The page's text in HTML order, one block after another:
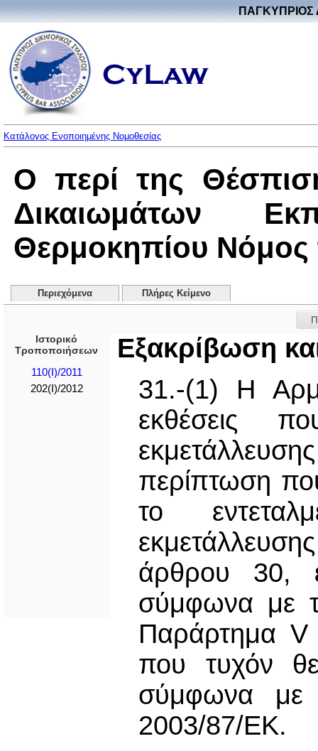
ΠΑΓΚΥΠΡΙΟΣ
Κατάλογος Ενοποιημένης Νομοθεσίας
Ο περί της
Δικαιωμάτων
Θερμοκηπίου Νόμος
Περιεχόμενα Πλήρες Κείμενο
Ιστορικό
Τροποποιήσεων
110(I)/2011
202(I)/2012
Εξακρίβωση
31.-(1) Η
εκθέσεις
περίπτωση
το
άρθρου 30,
σύμφωνα με
Παράρτημα V
που τυχόν
σύμφωνα με
2003/87/ΕΚ.